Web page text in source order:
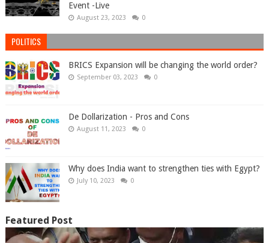
Event -Live
August 23, 2023 0
POLITICS
BRICS Expansion will be changing the world order?
September 03, 2023 0
De Dollarization - Pros and Cons
August 11, 2023 0
Why does India want to strengthen ties with Egypt?
July 10, 2023 0
Featured Post